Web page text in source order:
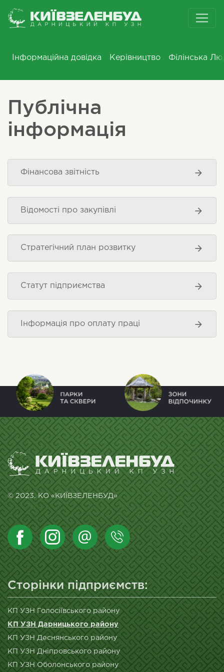
Інформаційна довідка Керівництво Філінська
Публічна
інформація
Фінансова звітність
Відомості про закупівлі
Стратегічний план розвитку
Статут підприємства
Інформація про оплату праці
© 2023. КО «КИЇВЗЕЛЕНБУД»
Сторінки підприємств:
КП УЗН Голосіївського району
КП УЗН Дарницького району
КП УЗН Деснянського району
КП УЗН Дніпровського району
КП УЗН Оболонського району